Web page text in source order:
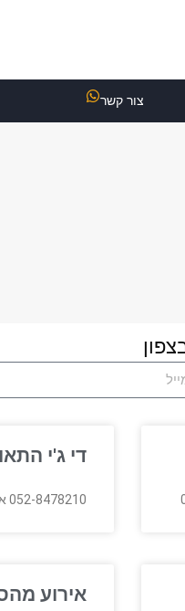
צור קשר
די ג'י
052-8478210 אביגדור עשת 67/2 קרית אתא
אירוע